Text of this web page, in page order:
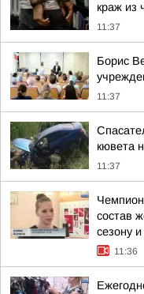
краж из
11:37
Борис
11:37
кювета
11:37
состав
сезону
11:36